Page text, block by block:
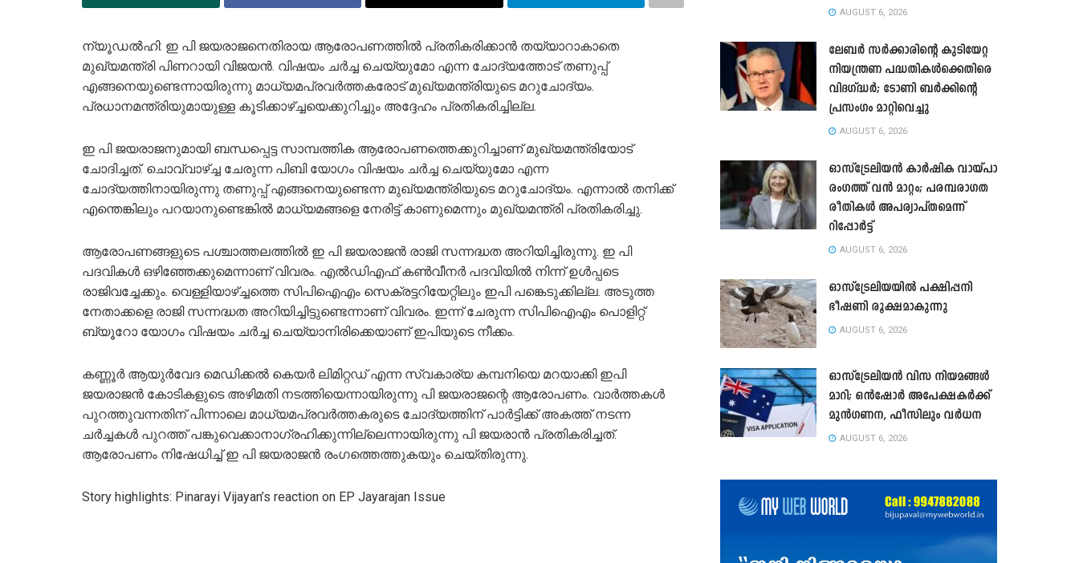
ന്യൂഡല്‍ഹി: ഇ പി ജയരാജനെതിരായ ആരോപണത്തില്‍ പ്രതികരിക്കാന്‍ തയ്യാറാകാതെ
മുഖ്യമന്ത്രി പിണറായി വിജയന്‍. വിഷയം ചര്‍ച്ച ചെയ്യുമോ എന്ന ചോദ്യത്തോട് തണുപ്പ്
എങ്ങനെയുണ്ടെന്നായിരുന്നു മാധ്യമപ്രവര്‍ത്തകരോട് മുഖ്യമന്ത്രിയുടെ മറുചോദ്യം.
പ്രധാനമന്ത്രിയുമായുള്ള കൂടിക്കാഴ്ച്ചയെക്കുറിച്ചും അദ്ദേഹം പ്രതികരിച്ചില്ല.
ഇ പി ജയരാജനുമായി ബന്ധപ്പെട്ട സാമ്പത്തിക ആരോപണത്തെക്കുറിച്ചാണ് മുഖ്യമന്ത്രിയോട്
ചോദിച്ചത്. ചൊവ്വാഴ്ച്ച ചേരുന്ന പിബി യോഗം വിഷയം ചര്‍ച്ച ചെയ്യുമോ എന്ന
ചോദ്യത്തിനായിരുന്നു തണുപ്പ് എങ്ങനെയുണ്ടെന്ന മുഖ്യമന്ത്രിയുടെ മറുചോദ്യം. എന്നാല്‍ തനിക്ക്
എന്തെങ്കിലും പറയാനുണ്ടെങ്കില്‍ മാധ്യമങ്ങളെ നേരിട്ട് കാണുമെന്നും മുഖ്യമന്ത്രി പ്രതികരിച്ചു.
ആരോപണങ്ങളുടെ പശ്ചാത്തലത്തില്‍ ഇ പി ജയരാജന്‍ രാജി സന്നദ്ധത അറിയിച്ചിരുന്നു. ഇ പി
പദവികള്‍ ഒഴിഞ്ഞേക്കുമെന്നാണ് വിവരം. എല്‍ഡിഎഫ് കണ്‍വീനര്‍ പദവിയില്‍ നിന്ന് ഉള്‍പ്പടെ
രാജിവച്ചേക്കും. വെള്ളിയാഴ്ച്ചത്തെ സിപിഐഎം സെക്രട്ടറിയേറ്റിലും ഇപി പങ്കെടുക്കില്ല. അടുത്ത
നേതാക്കളെ രാജി സന്നദ്ധത അറിയിച്ചിട്ടുണ്ടെന്നാണ് വിവരം. ഇന്ന് ചേരുന്ന സിപിഐഎം പൊളിറ്റ്
ബ്യൂറോ യോഗം വിഷയം ചര്‍ച്ച ചെയ്യാനിരിക്കെയാണ് ഇപിയുടെ നീക്കം.
കണ്ണൂര്‍ ആയുര്‍വേദ മെഡിക്കല്‍ കെയര്‍ ലിമിറ്റഡ് എന്ന സ്വകാര്യ കമ്പനിയെ മറയാക്കി ഇപി
ജയരാജന്‍ കോടികളുടെ അഴിമതി നടത്തിയെന്നായിരുന്നു പി ജയരാജന്റെ ആരോപണം. വാര്‍ത്തകള്‍
പുറത്തുവന്നതിന് പിന്നാലെ മാധ്യമപ്രവര്‍ത്തകരുടെ ചോദ്യത്തിന് പാര്‍ട്ടിക്ക് അകത്ത് നടന്ന
ചര്‍ച്ചകള്‍ പുറത്ത് പങ്കുവെക്കാനാഗ്രഹിക്കുന്നില്ലെന്നായിരുന്നു പി ജയരാന്‍ പ്രതികരിച്ചത്.
ആരോപണം നിഷേധിച്ച് ഇ പി ജയരാജന്‍ രംഗത്തെത്തുകയും ചെയ്തിരുന്നു.
Story highlights: Pinarayi Vijayan’s reaction on EP Jayarajan Issue
AUGUST 6, 2026
ലേബർ സർക്കാരിന്റെ കുടിയേറ്റ
നിയന്ത്രണ പദ്ധതികൾക്കെതിരെ
വിദഗ്ദ്ധർ; ടോണി ബർക്കിന്റെ
പ്രസംഗം മാറ്റിവെച്ചു
AUGUST 6, 2026
ഓസ്‌ട്രേലിയൻ കാർഷിക വായ്പാ
രംഗത്ത് വൻ മാറ്റം; പരമ്പരാഗത
രീതികൾ അപര്യാപ്തമെന്ന്
റിപ്പോർട്ട്
AUGUST 6, 2026
ഓസ്ട്രേലിയയിൽ പക്ഷിപ്പനി
ഭീഷണി രൂക്ഷമാകുന്നു
AUGUST 6, 2026
ഓസ്‌ട്രേലിയൻ വിസ നിയമങ്ങൾ
മാറി; ഒൻഷോർ അപേക്ഷകർക്ക്
മുൻഗണന, ഫീസിലും വർധന
AUGUST 6, 2026